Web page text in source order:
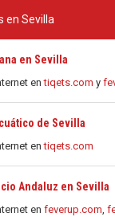
en Sevilla
en Sevilla
entiqets.com y
de Sevilla
entiqets.com
Andaluz en Sevilla
en feverup.com,